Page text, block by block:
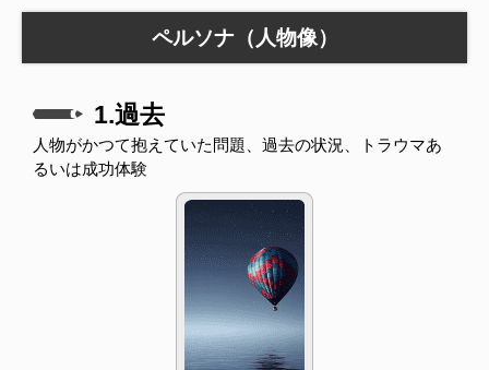
ペルソナ（人物像）
1.過去
人物がかつて抱えていた問題、過去の状況、トラウマあ
るいは成功体験